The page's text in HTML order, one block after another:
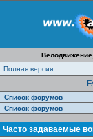
Полная версия
Список форумов
Список форумов
Часто задаваемые